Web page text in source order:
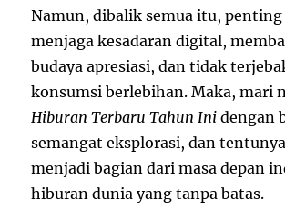
Namun, dibalik semua itu, penting
menjaga kesadaran digital,
budaya apresiasi, dan tidak
konsumsi berlebihan. Maka, mari
Hiburan Terbaru Tahun Ini dengan
semangat eksplorasi, dan
menjadi bagian dari masa depan
hiburan dunia yang tanpa batas.